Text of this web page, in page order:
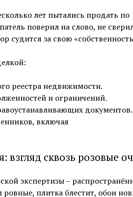
лет пытались продать по
поверил на слово, не
судится за свою
реестра недвижимости.
и ограничений.
документов.
включая
взгляд сквозь розовые
экспертизы –
плитка блестит, обои